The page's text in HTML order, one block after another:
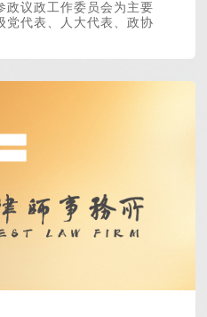
政议政工作委员会为主要
党代表、人大代表、政协